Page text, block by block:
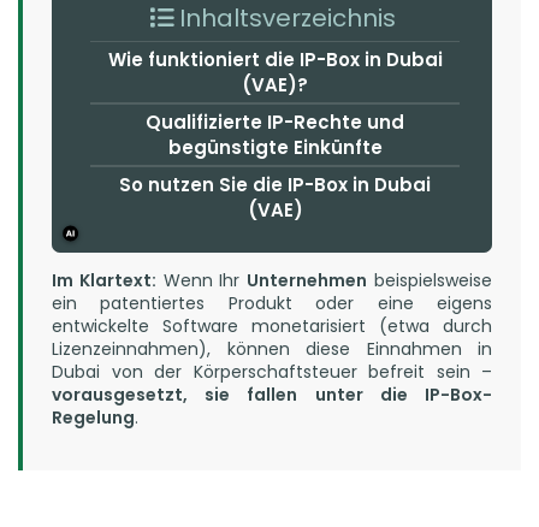
Inhaltsverzeichnis
Wie funktioniert die IP-Box in Dubai
(VAE)?
Qualifizierte IP-Rechte und
begünstigte Einkünfte
So nutzen Sie die IP-Box in Dubai
(VAE)
Im Klartext: Wenn Ihr Unternehmen beispielsweise
ein patentiertes Produkt oder eine eigens
entwickelte Software monetarisiert (etwa durch
Lizenzeinnahmen), können diese Einnahmen in
Dubai von der Körperschaftsteuer befreit sein –
vorausgesetzt, sie fallen unter die IP-Box-
Regelung.